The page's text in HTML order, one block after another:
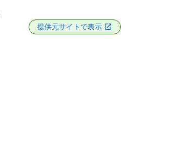
提供元サイトで表示